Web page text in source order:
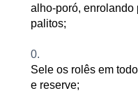
alho-poró, enrolando
palitos;
Sele os rolês em
e reserve;